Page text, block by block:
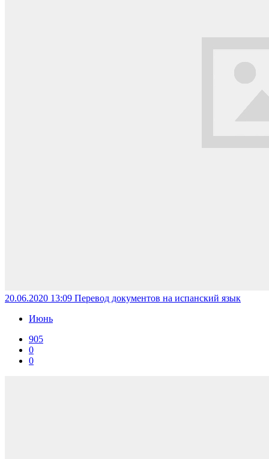
20.06.2020 13:09 Перевод документов на испанский язык
Июнь
905
0
0